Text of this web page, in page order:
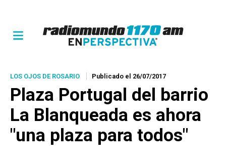
LOS OJOS DE ROSARIO Publicado el 26/07/2017
Plaza Portugal del barrio
La Blanqueada es ahora
"una plaza para todos"